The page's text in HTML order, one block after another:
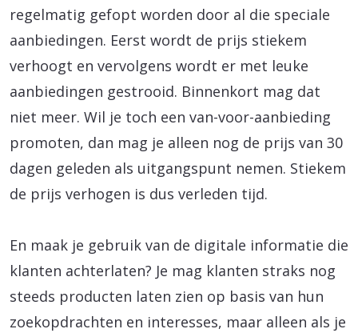
regelmatig gefopt worden door al die speciale
aanbiedingen. Eerst wordt de prijs stiekem
verhoogt en vervolgens wordt er met leuke
aanbiedingen gestrooid. Binnenkort mag dat
niet meer. Wil je toch een van-voor-aanbieding
promoten, dan mag je alleen nog de prijs van 30
dagen geleden als uitgangspunt nemen. Stiekem
de prijs verhogen is dus verleden tijd.
En maak je gebruik van de digitale informatie die
klanten achterlaten? Je mag klanten straks nog
steeds producten laten zien op basis van hun
zoekopdrachten en interesses, maar alleen als je